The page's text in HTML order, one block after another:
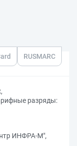
RUSMARC
разряды:
ИНФРА-М",